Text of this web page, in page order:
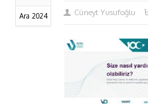
Ara 2024 Cüneyt Yusufoğlu